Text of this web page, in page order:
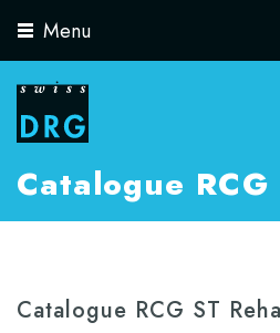
Toggle
Menu
Catalogue RCG
Catalogue RCG ST